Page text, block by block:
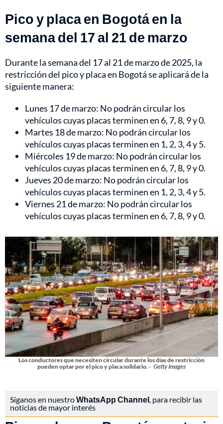
Pico y placa en Bogotá en la
semana del 17 al 21 de marzo
Durante la semana del 17 al 21 de marzo de 2025, la
restricción del pico y placa en Bogotá se aplicará de la
siguiente manera:
Lunes 17 de marzo: No podrán circular los
vehículos cuyas placas terminen en 6, 7, 8, 9 y 0.
Martes 18 de marzo: No podrán circular los
vehículos cuyas placas terminen en 1, 2, 3, 4 y 5.
Miércoles 19 de marzo: No podrán circular los
vehículos cuyas placas terminen en 6, 7, 8, 9 y 0.
Jueves 20 de marzo: No podrán circular los
vehículos cuyas placas terminen en 1, 2, 3, 4 y 5.
Viernes 21 de marzo: No podrán circular los
vehículos cuyas placas terminen en 6, 7, 8, 9 y 0.
Los conductores que necesiten circular durante los días de restricción
pueden optar por el pico y placa solidario. - Getty Images
Síganos en nuestroWhatsApp Channel, para recibir las
noticias de mayor interés